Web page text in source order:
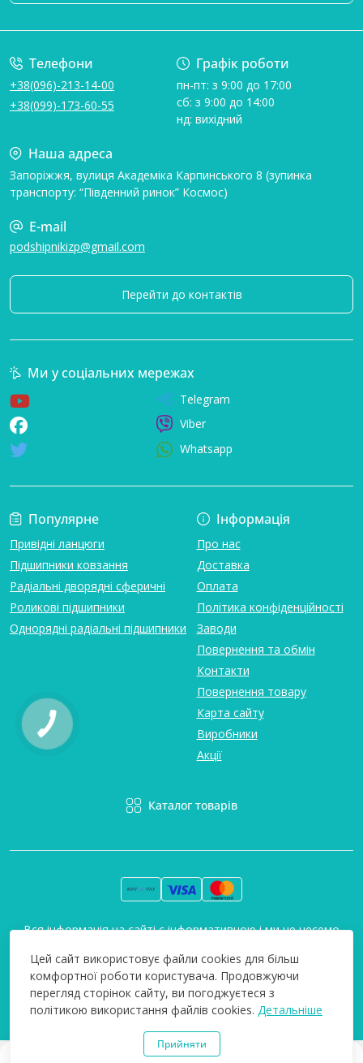
0
Телефони
+38(096)-213-14-00
+38(099)-173-60-55
Графік роботи
пн-пт: з 9:00 до 17:00
сб: з 9:00 до 14:00
нд: вихідний
Наша адреса
Запоріжжя, вулиця Академіка Карпинського 8 (зупинка
транспорту: “Південний ринок” Космос)
E-mail
podshipnikizp@gmail.com
Перейти до контактів
Популярне
Привідні ланцюги
Підшипники ковзання
Радіальні дворядні сферичні
Роликові підшипники
Однорядні радіальні підшипники
Інформація
Про нас
Доставка
Оплата
Політика конфіденційності
Заводи
Повернення та обмін
Контакти
Повернення товару
Карта сайту
Виробники
Акції
Каталог товарів
Ми у соціальних мережах
Telegram
Viber
Whatsapp
Вся інформація на сайті є інформативною і ми не несемо
2026
Цей сайт використовує файли cookies для більш
комфортної роботи користувача. Продовжуючи
перегляд сторінок сайту, ви погоджуєтеся з
політикою використання файлів cookies. Детальніше
Прийняти